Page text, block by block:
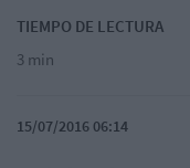
TIEMPO DE LECTURA
3 min
15/07/2016 06:14